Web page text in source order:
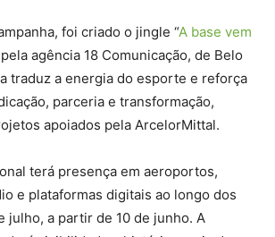
foi criado o jingle “A base vem
agência 18 Comunicação, de Belo
traduz a energia do esporte e reforça
parceria e transformação,
apoiados pela ArcelorMittal.
terá presença em aeroportos,
e plataformas digitais ao longo dos
julho, a partir de 10 de junho. A